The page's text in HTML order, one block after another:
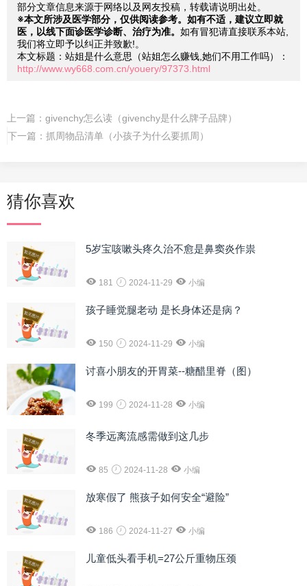
部分文章信息来源于网络以及网友投稿，转载请说明出处。
※本文所涉及医学部分，仅供阅读参考。如有不适，建议立即就
医，以线下面诊医学诊断、治疗为准。 如有冒犯请直接联系本站,
我们将立即予以纠正并致歉!。
本文标题：站姐是什么意思（站姐怎么赚钱,她们不用工作吗）：
http://www.wy668.com.cn/youery/97373.html
上一篇： givenchy怎么读（givenchy是什么牌子品牌）
下一篇： 抓周物品清单（小孩子为什么要抓周）
猜你喜欢
5岁宝咳嗽头疼久治不愈是鼻窦炎作祟
181 2024-11-29 小编
孩子睡觉腿老动 是长身体还是病？
150 2024-11-29 小编
讨喜小朋友的开胃菜--糖醋里脊（图）
199 2024-11-28 小编
冬季远离流感需做到这几步
85 2024-11-28 小编
放寒假了 熊孩子如何安全“避险”
186 2024-11-27 小编
儿童低头看手机=27公斤重物压颈